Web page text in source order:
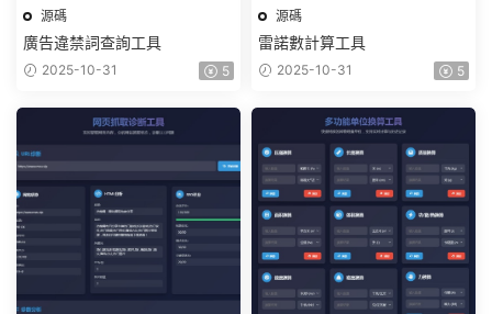
源碼
廣告違禁詞查詢工具
2025-10-31 5
源碼
雷諾數計算工具
2025-10-31 5